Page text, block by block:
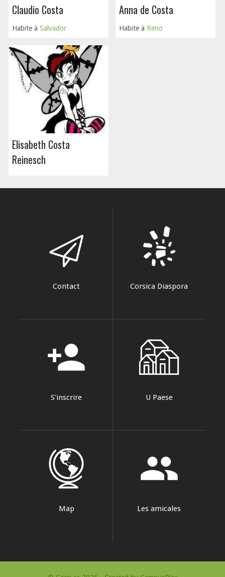
Claudio Costa
Habite à Salvador
Anna de Costa
Habite à Reno
Elisabeth Costa
Reinesch
Contact Corsica Diaspora
person_add
S'inscrire U Paese
Map
group
Les amicales